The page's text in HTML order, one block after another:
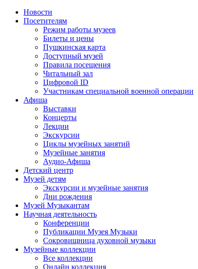
Новости
Посетителям
Режим работы музеев
Билеты и цены
Пушкинская карта
Доступный музей
Правила посещения
Читальный зал
Цифровой ID
Участникам специальной военной операции
Афиша
Выставки
Концерты
Лекции
Экскурсии
Циклы музейных занятий
Музейные занятия
Аудио-Афиша
Детский центр
Музей детям
Экскурсии и музейные занятия
Дни рождения
Музей Музыкантам
Научная деятельность
Конференции
Публикации Музея Музыки
Сокровищница духовной музыки
Музейные коллекции
Все коллекции
Онлайн коллекция